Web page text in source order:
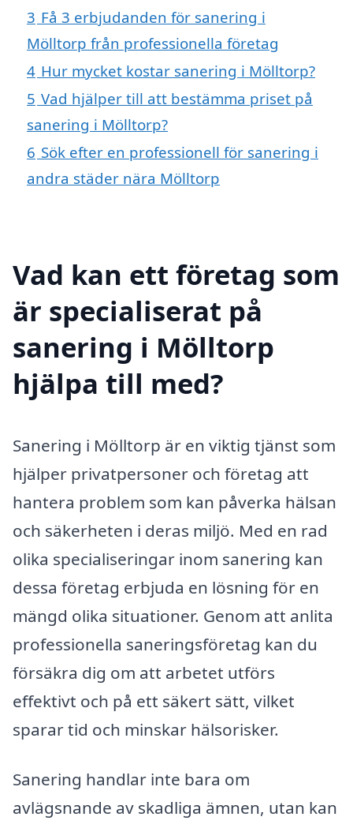
3 Få 3 erbjudanden för sanering i
Mölltorp från professionella företag
4 Hur mycket kostar sanering i Mölltorp?
5 Vad hjälper till att bestämma priset på
sanering i Mölltorp?
6 Sök efter en professionell för sanering i
andra städer nära Mölltorp
Vad kan ett företag som
är specialiserat på
sanering i Mölltorp
hjälpa till med?
Sanering i Mölltorp är en viktig tjänst som
hjälper privatpersoner och företag att
hantera problem som kan påverka hälsan
och säkerheten i deras miljö. Med en rad
olika specialiseringar inom sanering kan
dessa företag erbjuda en lösning för en
mängd olika situationer. Genom att anlita
professionella saneringsföretag kan du
försäkra dig om att arbetet utförs
effektivt och på ett säkert sätt, vilket
sparar tid och minskar hälsorisker.
Sanering handlar inte bara om
avlägsnande av skadliga ämnen, utan kan